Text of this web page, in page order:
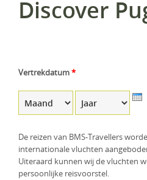
Groepsreis
Uganda
KLM Preferred Partner
Discover
Vertrekdatum*
De reizen van BMS-Travellers
internationale vluchten
Uiteraard kunnen wij de vluchten
persoonlijke reisvoorstel.